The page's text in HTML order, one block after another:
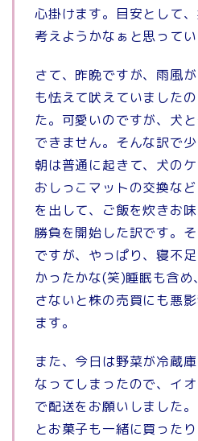
心掛けます。目安として
考えようかなぁと思ってい
さて、昨晩ですが、雨風
も怯えて吠えていました
た。可愛いのですが、犬
できません。そんな訳で少
朝は普通に起きて、犬の
おしっこマットの交換な
を出して、ご飯を炊きお
勝負を開始した訳です。
ですが、やっぱり、寝不
かったかな(笑)睡眠も含
さないと株の売買にも悪
ます。
また、今日は野菜が冷蔵
なってしまったので、イ
で配送をお願いしました
とお菓子も一緒に買った